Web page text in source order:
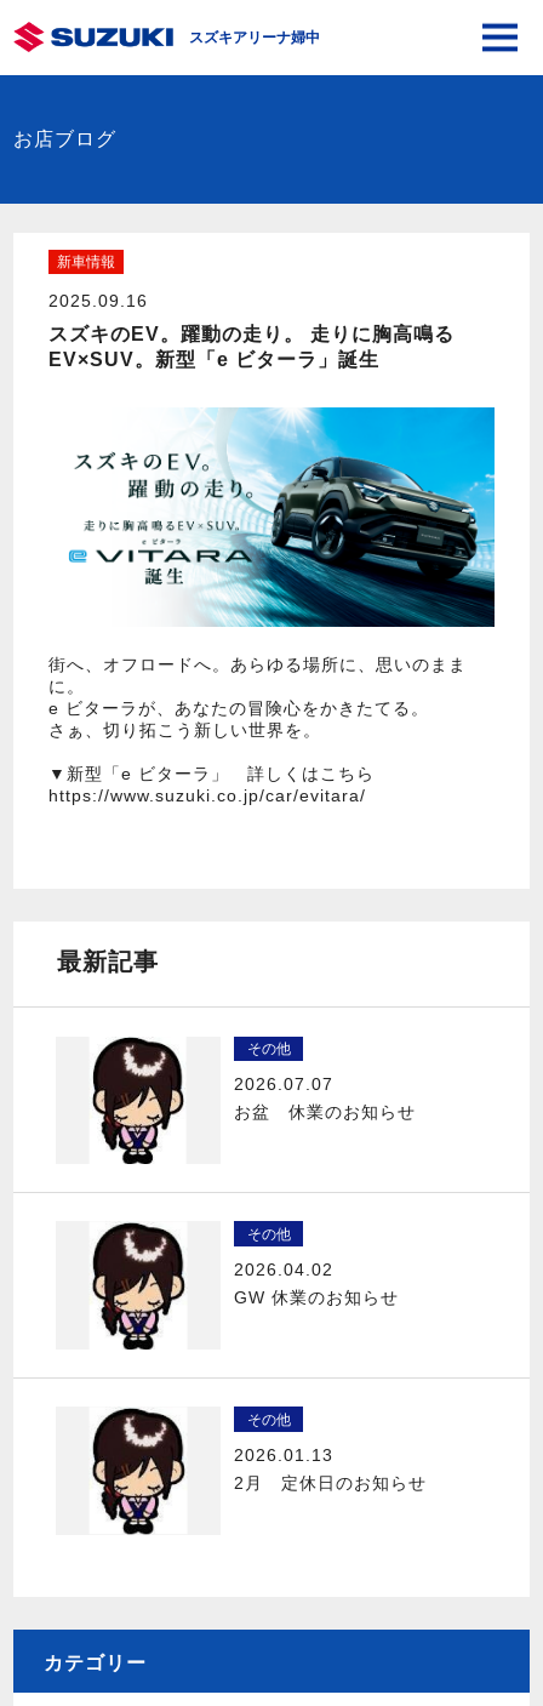
スズキアリーナ婦中
お店ブログ
新車情報
2025.09.16
スズキのEV。躍動の走り。 走りに胸高鳴る
EV×SUV。新型「e ビターラ」誕生
街へ、オフロードへ。あらゆる場所に、思いのまま
に。
e ビターラが、あなたの冒険心をかきたてる。
さぁ、切り拓こう新しい世界を。
▼新型「e ビターラ」 詳しくはこちら
https://www.suzuki.co.jp/car/evitara/
最新記事
その他
2026.07.07
お盆 休業のお知らせ
その他
2026.04.02
GW 休業のお知らせ
その他
2026.01.13
2月 定休日のお知らせ
カテゴリー